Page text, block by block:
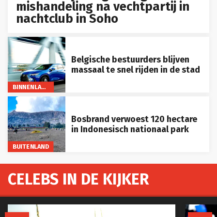
mishandeling na vechtpartij in
nachtclub in Soho
BINNENLAND
Belgische bestuurders blijven
massaal te snel rijden in de stad
BUITENLAND
Bosbrand verwoest 120 hectare
in Indonesisch nationaal park
CELEBS IN DE KIJKER